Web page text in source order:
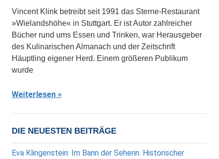
Vincent Klink betreibt seit 1991 das Sterne-Restaurant
»Wielandshöhe« in Stuttgart. Er ist Autor zahlreicher
Bücher rund ums Essen und Trinken, war Herausgeber
des Kulinarischen Almanach und der Zeitschrift
Häuptling eigener Herd. Einem größeren Publikum
wurde
Weiterlesen
DIE NEUESTEN BEITRÄGE
Eva Klingenstein: Im Bann der Seherin. Historischer